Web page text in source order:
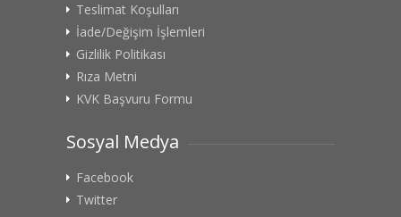
Teslimat Koşulları
İade/Değişim İşlemleri
Gizlilik Politikası
Rıza Metni
KVK Başvuru Formu
Sosyal Medya
Facebook
Twitter